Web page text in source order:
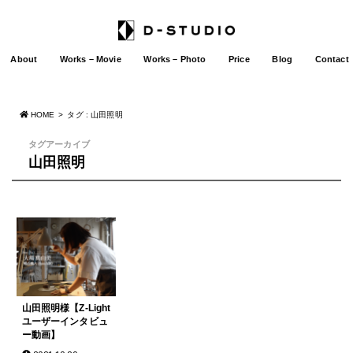
About Works – Movie Works – Photo Price Blog Contact
HOME タグ : 山田照明
タグアーカイブ
山田照明
山田照明様【Z-Light
ユーザーインタビュ
ー動画】